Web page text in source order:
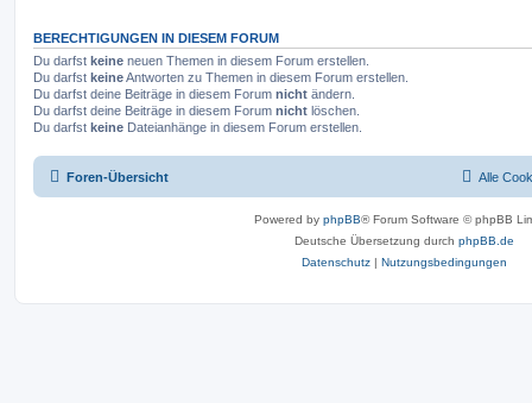
BERECHTIGUNGEN IN DIESEM FORUM
Du darfst keine neuen Themen in diesem Forum erstellen.
Du darfst keineAntworten zu Themen in diesem Forum erstellen.
Du darfst deine Beiträge in diesem Forum nicht ändern.
Du darfst deine Beiträge in diesem Forum nicht löschen.
Du darfst keine Dateianhänge in diesem Forum erstellen.
Foren-Übersicht Alle
Powered by phpBB® Forum Software © phpBB
Deutsche Übersetzung durch phpBB.de
Datenschutz | Nutzungsbedingungen